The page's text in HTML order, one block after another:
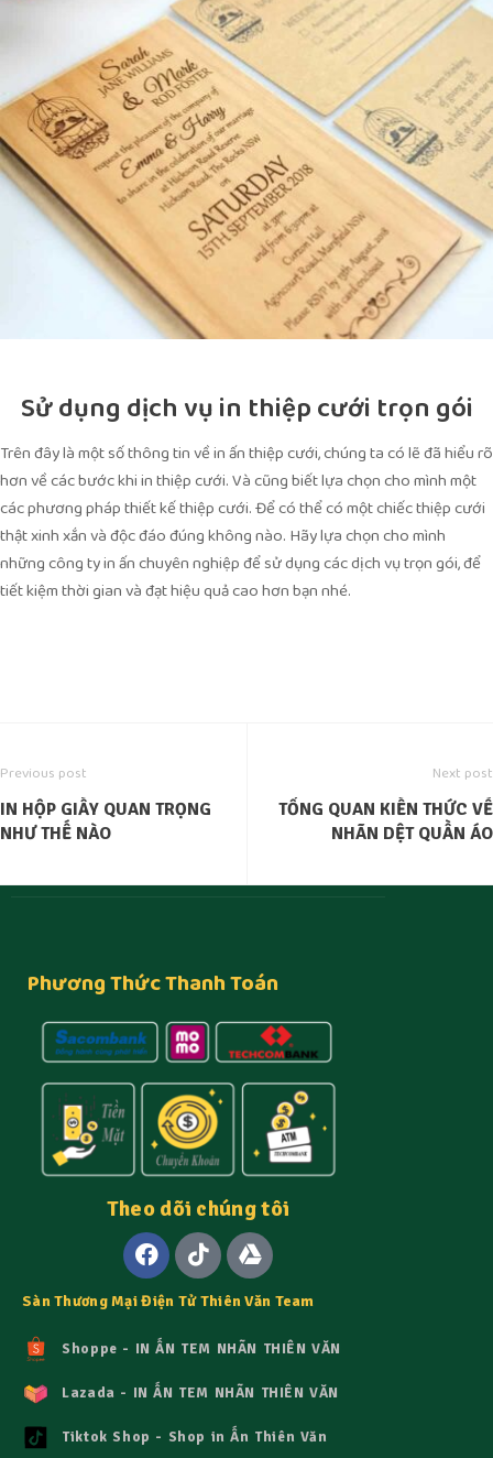
Sử dụng dịch vụ in thiệp cưới trọn gói
Trên đây là một số thông tin về in ấn thiệp cưới, chúng ta có lẽ đã hiểu rõ
hơn về các bước khi in thiệp cưới. Và cũng biết lựa chọn cho mình một
các phương pháp thiết kế thiệp cưới. Để có thể có một chiếc thiệp cưới
thật xinh xắn và độc đáo đúng không nào. Hãy lựa chọn cho mình
những công ty in ấn chuyên nghiệp để sử dụng các dịch vụ trọn gói, để
tiết kiệm thời gian và đạt hiệu quả cao hơn bạn nhé.
Previous post
IN HỘP GIẤY QUAN TRỌNG
NHƯ THẾ NÀO
Next post
TỔNG QUAN KIẾN THỨC VỀ
NHÃN DỆT QUẦN ÁO
Phương Thức Thanh Toán
Theo dõi chúng tôi
Sàn Thương Mại Điện Tử Thiên Văn Team
Shoppe - IN ẤN TEM NHÃN THIÊN VĂN
Lazada - IN ẤN TEM NHÃN THIÊN VĂN
Tiktok Shop - Shop in Ấn Thiên Văn